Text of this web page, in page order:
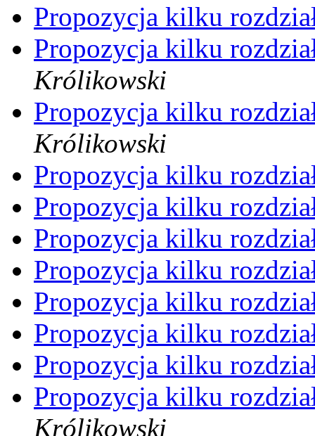
Propozycja kilku
Propozycja kilku
Królikowski
Propozycja kilku
Królikowski
Propozycja kilku
Propozycja kilku
Propozycja kilku
Propozycja kilku
Propozycja kilku
Propozycja kilku
Propozycja kilku
Propozycja kilku
Królikowski